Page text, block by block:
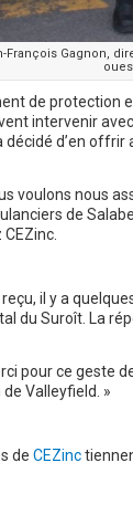
François Gagnon,
de protection
intervenir
d’en offrir
voulons nous
de
il y a
du Suroît. La
pour ce geste
de Valleyfield. »
de CEZinc